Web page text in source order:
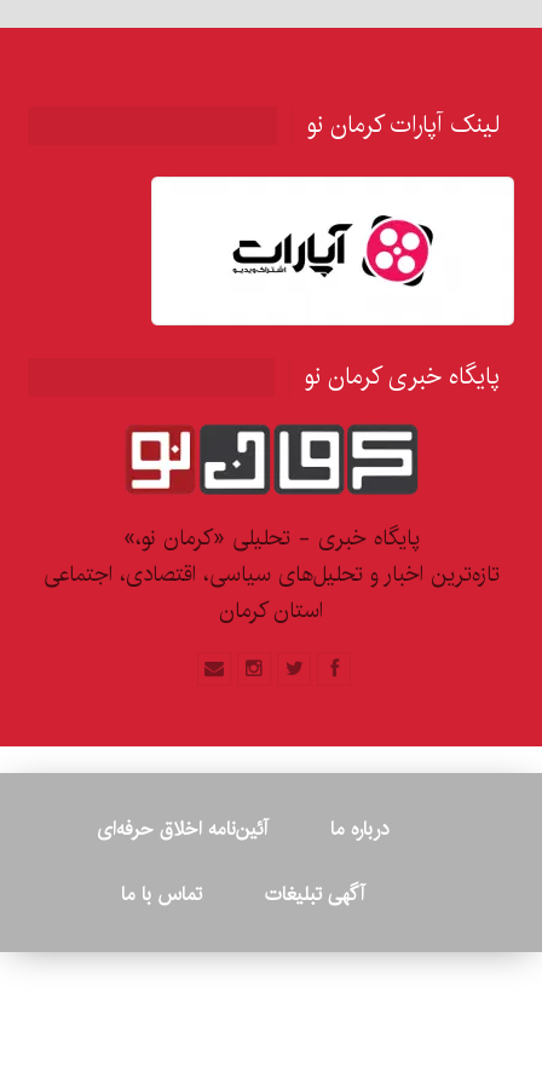
لینک آپارات کرمان نو
پایگاه خبری کرمان نو
پایگاه خبری - تحلیلی «کرمان نو،»
تازه‌ترین اخبار و تحلیل‌های سیاسی، اقتصادی، اجتماعی
استان کرمان
درباره ما
آئین‌نامه اخلاق حرفه‌ای
آگهی تبلیغات
تماس با ما